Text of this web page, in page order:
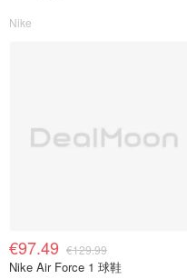
Nike
€97.49 €129.99
Nike Air Force 1 球鞋